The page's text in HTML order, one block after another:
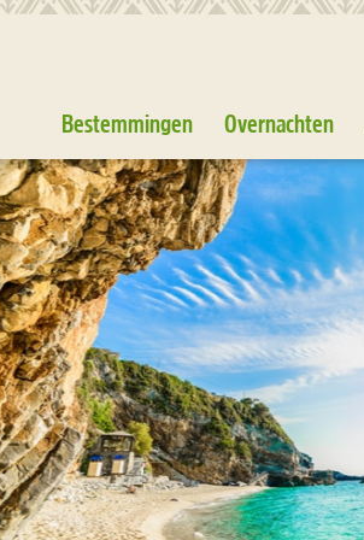
Bestemmingen Overnachten